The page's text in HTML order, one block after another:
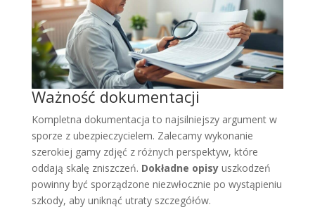
Ważność dokumentacji
Kompletna dokumentacja to najsilniejszy argument w
sporze z ubezpieczycielem. Zalecamy wykonanie
szerokiej gamy zdjęć z różnych perspektyw, które
oddają skalę zniszczeń. Dokładne opisyuszkodzeń
powinny być sporządzone niezwłocznie po wystąpieniu
szkody, aby uniknąć utraty szczegółów.